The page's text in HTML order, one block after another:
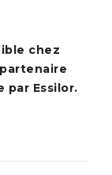
chez
par Essilor.